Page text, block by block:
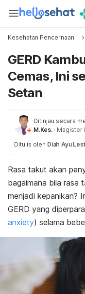
Kesehatan Pencernaan
GERD
Cemas, Ini
Setan
Ditinjau secara
M.Kes. · Magister
Ditulis oleh Diah Ayu
Rasa takut akan
bagaimana bila rasa
menjadi kepanikan?
GERD yang
anxiety) selama